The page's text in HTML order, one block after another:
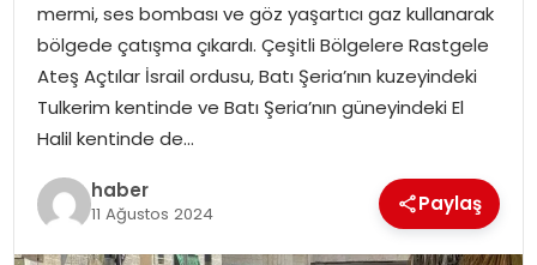
EĞITIM
TEKNOLOJI
mermi, ses bombası ve göz yaşartıcı gaz kullanarak
bölgede çatışma çıkardı. Çeşitli Bölgelere Rastgele
Ateş Açtılar İsrail ordusu, Batı Şeria’nın kuzeyindeki
Tulkerim kentinde ve Batı Şeria’nın güneyindeki El
Halil kentinde de…
haber
11 Ağustos 2024 Paylaş